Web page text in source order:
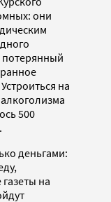
они
потерянный
на
500
деньгами:
на